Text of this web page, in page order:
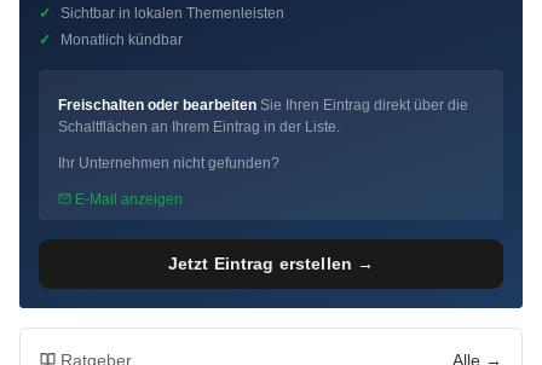
✓
Sichtbar in lokalen Themenleisten
✓
Monatlich kündbar
Freischalten oder bearbeiten Sie Ihren Eintrag direkt über die
Schaltflächen an Ihrem Eintrag in der Liste.
Ihr Unternehmen nicht gefunden?
E-Mail anzeigen
Jetzt Eintrag erstellen →
Ratgeber Alle →